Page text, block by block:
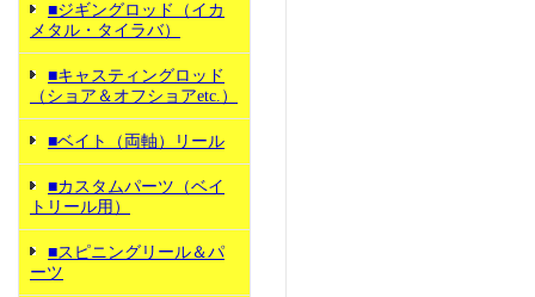
■ジギングロッド（イカ
メタル・タイラバ）
■キャスティングロッド
（ショア＆オフショアetc.）
■ベイト（両軸）リール
■カスタムパーツ（ベイ
トリール用）
■スピニングリール＆パ
ーツ